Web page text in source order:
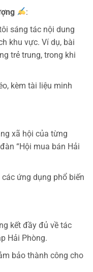
:
sáng tác nội dung
khu vực. Ví dụ, bài
trẻ trung, trong khi
kèm tài liệu minh
xã hội của từng
“Hội mua bán Hải
ứng dụng phổ biến
kết đầy đủ về tác
Hải Phòng.
bảo thành công cho